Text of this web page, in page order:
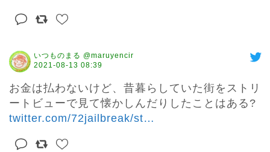
いつものまる @maruyencir
2021-08-13 08:39
お金は払わないけど、昔暮らしていた街をストリ
ートビューで見て懐かしんだりしたことはある?
twitter.com/72jailbreak/st…